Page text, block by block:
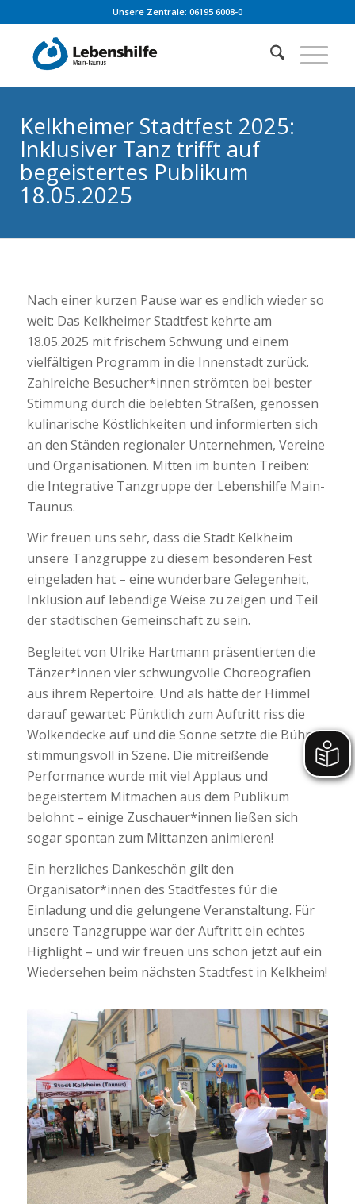
Unsere Zentrale: 06195 6008-0
Kelkheimer Stadtfest 2025:
Inklusiver Tanz trifft auf
begeistertes Publikum
18.05.2025
Nach einer kurzen Pause war es endlich wieder so
weit: Das Kelkheimer Stadtfest kehrte am
18.05.2025 mit frischem Schwung und einem
vielfältigen Programm in die Innenstadt zurück.
Zahlreiche Besucher*innen strömten bei bester
Stimmung durch die belebten Straßen, genossen
kulinarische Köstlichkeiten und informierten sich
an den Ständen regionaler Unternehmen, Vereine
und Organisationen. Mitten im bunten Treiben:
die Integrative Tanzgruppe der Lebenshilfe Main-
Taunus.
Wir freuen uns sehr, dass die Stadt Kelkheim
unsere Tanzgruppe zu diesem besonderen Fest
eingeladen hat – eine wunderbare Gelegenheit,
Inklusion auf lebendige Weise zu zeigen und Teil
der städtischen Gemeinschaft zu sein.
Begleitet von Ulrike Hartmann präsentierten die
Tänzer*innen vier schwungvolle Choreografien
aus ihrem Repertoire. Und als hätte der Himmel
darauf gewartet: Pünktlich zum Auftritt riss die
Wolkendecke auf und die Sonne setzte die Bühne
stimmungsvoll in Szene. Die mitreißende
Performance wurde mit viel Applaus und
begeistertem Mitmachen aus dem Publikum
belohnt – einige Zuschauer*innen ließen sich
sogar spontan zum Mittanzen animieren!
Ein herzliches Dankeschön gilt den
Organisator*innen des Stadtfestes für die
Einladung und die gelungene Veranstaltung. Für
unsere Tanzgruppe war der Auftritt ein echtes
Highlight – und wir freuen uns schon jetzt auf ein
Wiedersehen beim nächsten Stadtfest in Kelkheim!